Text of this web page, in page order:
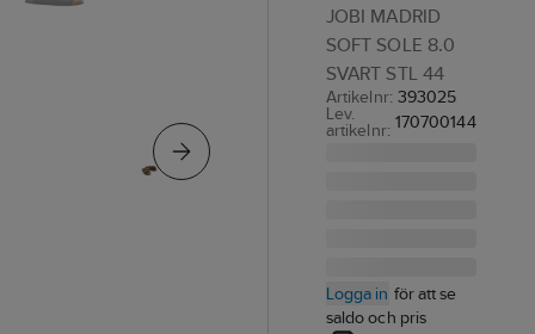
JOBI MADRID
SOFT SOLE 8.0
SVART STL 44
Artikelnr: 393025
Lev.
artikelnr: 170700144
Logga in för att se
saldo och pris